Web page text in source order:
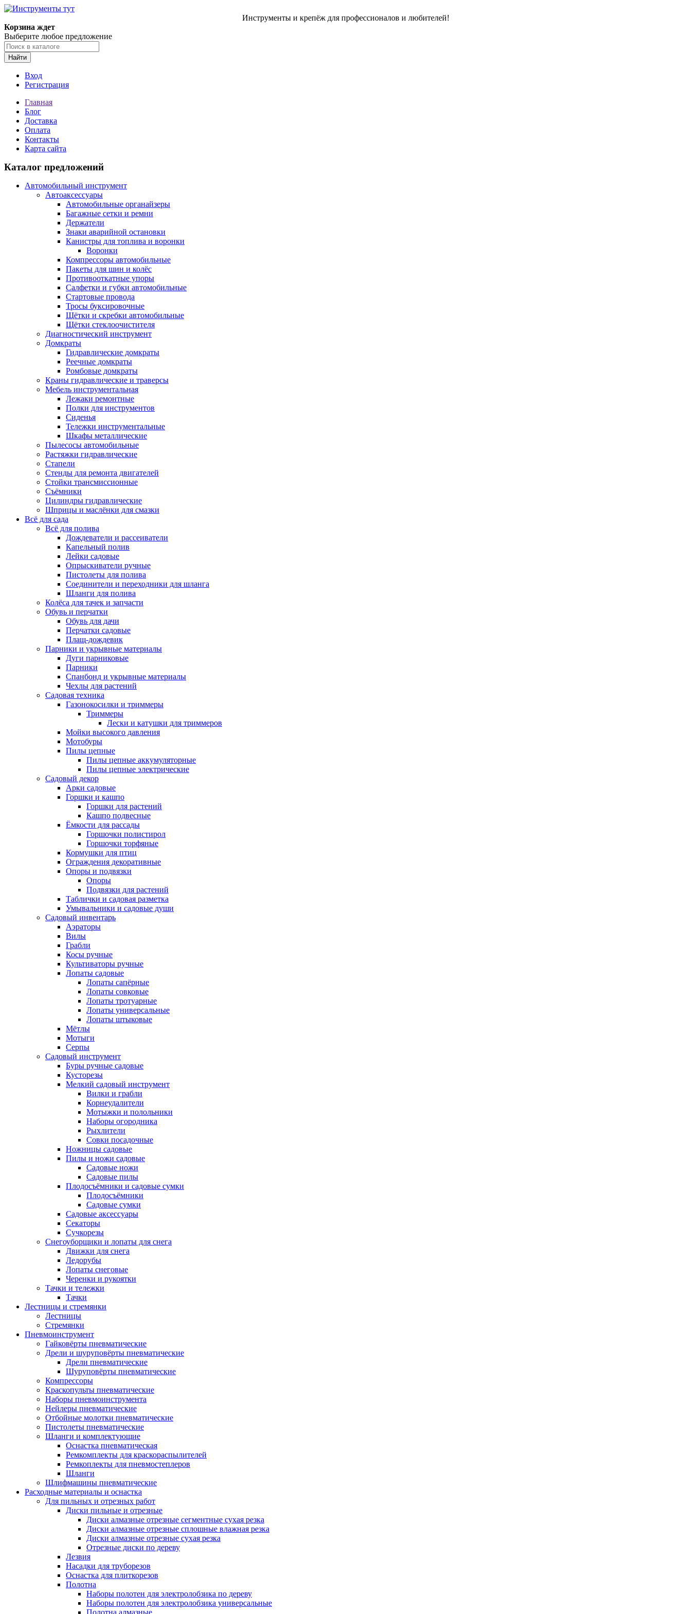
Инструменты и крепёж для профессионалов и любителей!
Корзина ждет
Выберите любое предложение
Найти
Вход
Регистрация
Главная
Блог
Доставка
Оплата
Контакты
Карта сайта
Каталог предложений
Автомобильный инструмент
Автоаксессуары
Автомобильные органайзеры
Багажные сетки и ремни
Держатели
Знаки аварийной остановки
Канистры для топлива и воронки
Воронки
Компрессоры автомобильные
Пакеты для шин и колёс
Противооткатные упоры
Салфетки и губки автомобильные
Стартовые провода
Тросы буксировочные
Щётки и скребки автомобильные
Щётки стеклоочистителя
Диагностический инструмент
Домкраты
Гидравлические домкраты
Реечные домкраты
Ромбовые домкраты
Краны гидравлические и траверсы
Мебель инструментальная
Лежаки ремонтные
Полки для инструментов
Сиденья
Тележки инструментальные
Шкафы металлические
Пылесосы автомобильные
Растяжки гидравлические
Стапели
Стенды для ремонта двигателей
Стойки трансмиссионные
Съёмники
Цилиндры гидравлические
Шприцы и маслёнки для смазки
Всё для сада
Всё для полива
Дождеватели и рассеиватели
Капельный полив
Лейки садовые
Опрыскиватели ручные
Пистолеты для полива
Соединители и переходники для шланга
Шланги для полива
Колёса для тачек и запчасти
Обувь и перчатки
Обувь для дачи
Перчатки садовые
Плащ-дождевик
Парники и укрывные материалы
Дуги парниковые
Парники
Спанбонд и укрывные материалы
Чехлы для растений
Садовая техника
Газонокосилки и триммеры
Триммеры
Лески и катушки для триммеров
Мойки высокого давления
Мотобуры
Пилы цепные
Пилы цепные аккумуляторные
Пилы цепные электрические
Садовый декор
Арки садовые
Горшки и кашпо
Горшки для растений
Кашпо подвесные
Ёмкости для рассады
Горшочки полистирол
Горшочки торфяные
Кормушки для птиц
Ограждения декоративные
Опоры и подвязки
Опоры
Подвязки для растений
Таблички и садовая разметка
Умывальники и садовые души
Садовый инвентарь
Аэраторы
Вилы
Грабли
Косы ручные
Культиваторы ручные
Лопаты садовые
Лопаты сапёрные
Лопаты совковые
Лопаты тротуарные
Лопаты универсальные
Лопаты штыковые
Мётлы
Мотыги
Серпы
Садовый инструмент
Буры ручные садовые
Кусторезы
Мелкий садовый инструмент
Вилки и грабли
Корнеудалители
Мотыжки и полольники
Наборы огородника
Рыхлители
Совки посадочные
Ножницы садовые
Пилы и ножи садовые
Садовые ножи
Садовые пилы
Плодосъёмники и садовые сумки
Плодосъёмники
Садовые сумки
Садовые аксессуары
Секаторы
Сучкорезы
Снегоуборщики и лопаты для снега
Движки для снега
Ледорубы
Лопаты снеговые
Черенки и рукоятки
Тачки и тележки
Тачки
Лестницы и стремянки
Лестницы
Стремянки
Пневмоинструмент
Гайковёрты пневматические
Дрели и шуруповёрты пневматические
Дрели пневматические
Шуруповёрты пневматические
Компрессоры
Краскопульты пневматические
Наборы пневмоинструмента
Нейлеры пневматические
Отбойные молотки пневматические
Пистолеты пневматические
Шланги и комплектующие
Оснастка пневматическая
Ремкомплекты для краскораспылителей
Ремкоплекты для пневмостеплеров
Шланги
Шлифмашины пневматические
Расходные материалы и оснастка
Для пильных и отрезных работ
Диски пильные и отрезные
Диски алмазные отрезные сегментные сухая резка
Диски алмазные отрезные сплошные влажная резка
Диски алмазные отрезные сухая резка
Отрезные диски по дереву
Лезвия
Насадки для труборезов
Оснастка для плиткорезов
Полотна
Наборы полотен для электролобзика по дереву
Наборы полотен для электролобзика универсальные
Полотна алмазные